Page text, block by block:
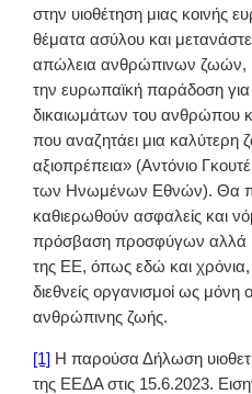
στην υιοθέτηση μιας κοινής
θέματα ασύλου και
απώλεια ανθρώπινων ζωών,
την ευρωπαϊκή παράδοση
δικαιωμάτων του ανθρώπου
που αναζητάει μια καλύτερη
αξιοπρέπεια» (Αντόνιο
των Ηνωμένων Εθνών). Θα
καθιερωθούν ασφαλείς και
πρόσβαση προσφύγων αλλά
της ΕΕ, όπως εδώ και χρόνια,
διεθνείς οργανισμοί ως μόνη
ανθρώπινης ζωής.
[1] Η παρούσα Δήλωση
της ΕΕΔΑ στις 15.6.2023.